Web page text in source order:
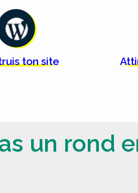
tonsite
un rond